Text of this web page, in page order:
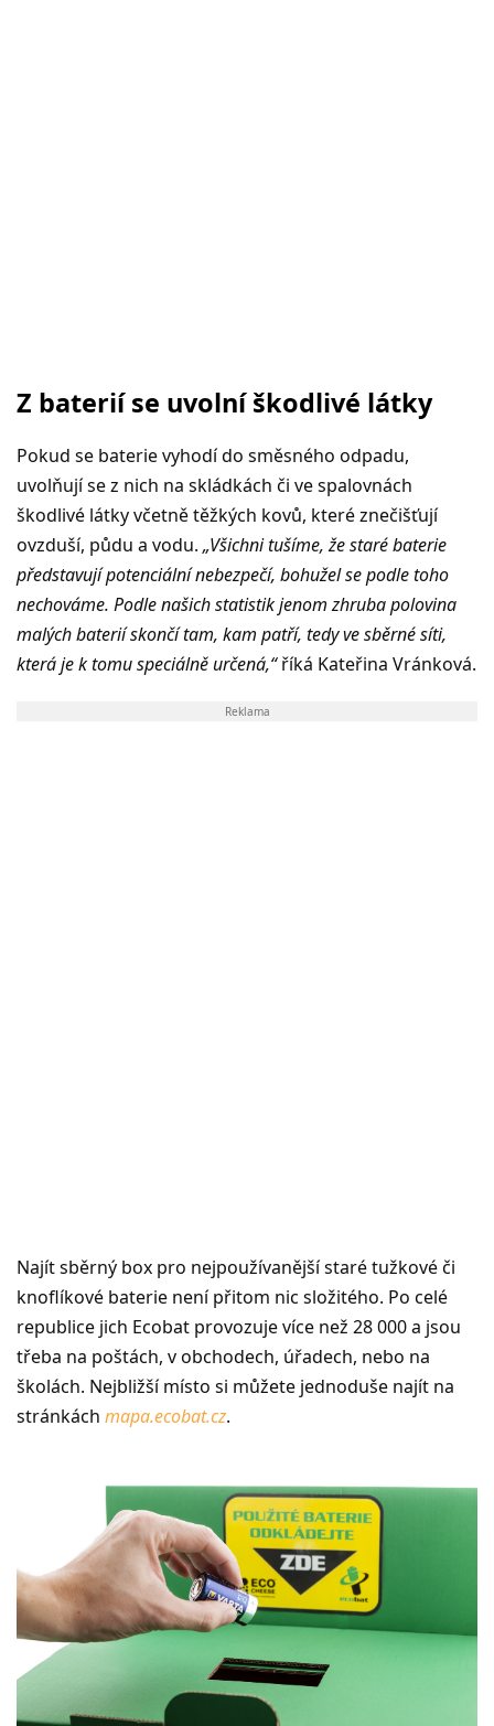
Z baterií se uvolní škodlivé látky
Pokud se baterie vyhodí do směsného odpadu,
uvolňují se z nich na skládkách či ve spalovnách
škodlivé látky včetně těžkých kovů, které znečišťují
ovzduší, půdu a vodu. „Všichni tušíme, že staré baterie
představují potenciální nebezpečí, bohužel se podle toho
nechováme. Podle našich statistik jenom zhruba polovina
malých baterií skončí tam, kam patří, tedy ve sběrné síti,
která je k tomu speciálně určená,“říká Kateřina Vránková.
Reklama
Najít sběrný box pro nejpoužívanější staré tužkové či
knoflíkové baterie není přitom nic složitého. Po celé
republice jich Ecobat provozuje více než 28 000 a jsou
třeba na poštách, v obchodech, úřadech, nebo na
školách. Nejbližší místo si můžete jednoduše najít na
stránkách mapa.ecobat.cz.